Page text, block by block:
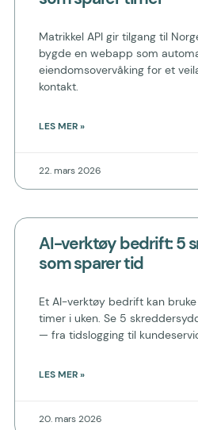
Matrikkel API gir tilgang til
bygde en webapp som
eiendomsovervåking for et
kontakt.
LES MER »
22. mars 2026
AI-verktøy bedrift: 5
som sparer tid
Et AI-verktøy bedrift kan
timer i uken. Se 5
— fra tidslogging til
LES MER »
20. mars 2026